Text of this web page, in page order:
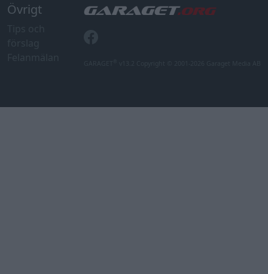
Övrigt